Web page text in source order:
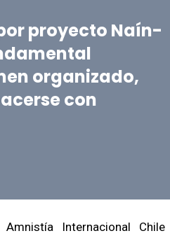
proyecto Naín-
organizado,
con
Internacional Chile